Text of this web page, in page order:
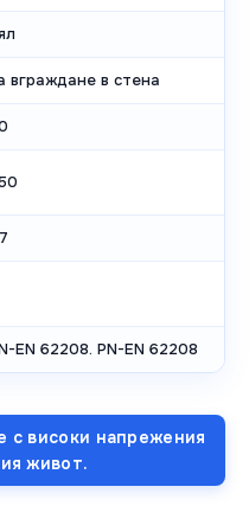
вграждане в стена
EN 62208. PN-EN 62208
с високи напрежения
живот.